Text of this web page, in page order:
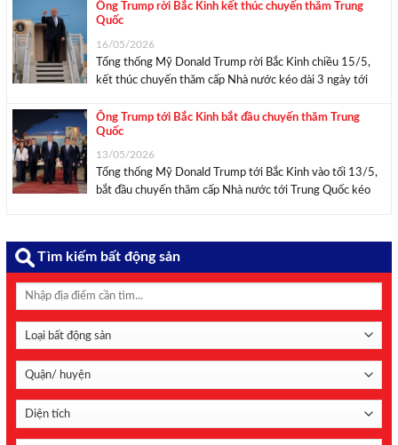
Ông Trump rời Bắc Kinh kết thúc chuyến thăm Trung
Quốc
16/05/2026
Tổng thống Mỹ Donald Trump rời Bắc Kinh chiều 15/5,
kết thúc chuyến thăm cấp Nhà nước kéo dài 3 ngày tới
Không Lực Một chiều 15/5. Ảnh: Reuters. Theo Reuters,
vào khoảng 13h20 giờ ...
Ông Trump tới Bắc Kinh bắt đầu chuyến thăm Trung
Quốc
13/05/2026
Tổng thống Mỹ Donald Trump tới Bắc Kinh vào tối 13/5,
bắt đầu chuyến thăm cấp Nhà nước tới Trung Quốc kéo
Tìm kiếm bất động sản